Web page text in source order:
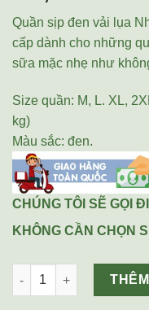
Quần sịp đen vải lụa
cấp dành cho những
sữa mặc nhẹ như
Size quần: M, L. XL,
kg)
Màu sắc: đen.
CHÚNG TÔI SẼ GỌI
KHÔNG CẦN CHỌN
Quần sịp đen vải lụa